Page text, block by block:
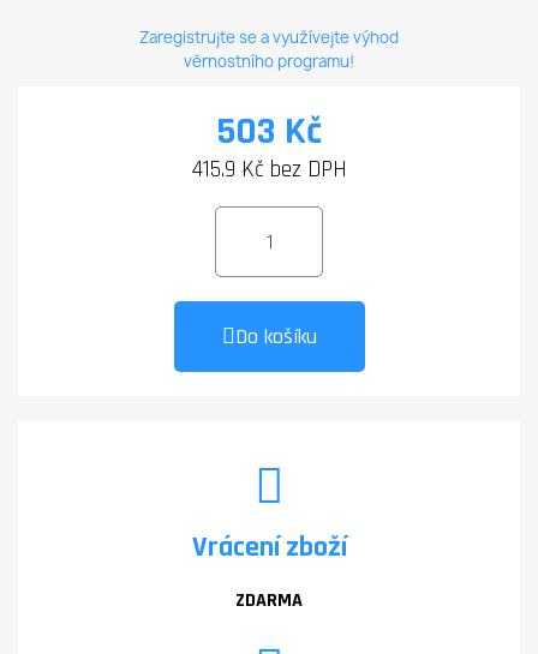
Zaregistrujte se a využívejte výhod
věrnostního programu!
503 Kč
415.9 Kč bez DPH
Do košíku
Vrácení zboží
ZDARMA